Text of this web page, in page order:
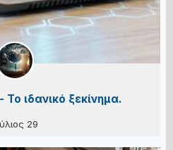
ιδανικό ξεκίνημα.
29